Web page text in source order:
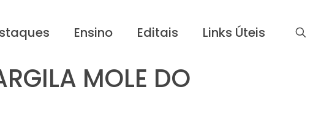
Ensino Editais Links Úteis
MOLE DO